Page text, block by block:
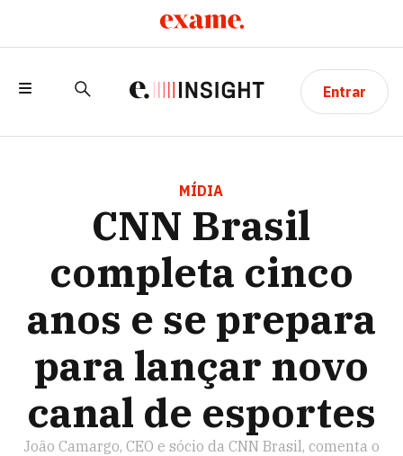
Entrar
SE PREPARA PARA LANÇAR NOVO CANAL
DE ESPORTES
MÍDIA
CNN Brasil
completa cinco
anos e se prepara
para lançar novo
canal de esportes
João Camargo, CEO e sócio da CNN Brasil, comenta o